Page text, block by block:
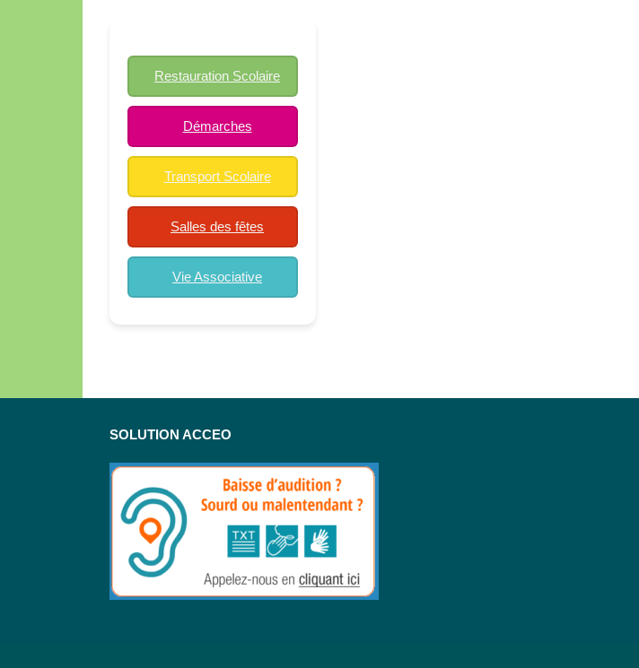
Restauration Scolaire
Démarches
Transport Scolaire
Salles des fêtes
Vie Associative
SOLUTION ACCEO